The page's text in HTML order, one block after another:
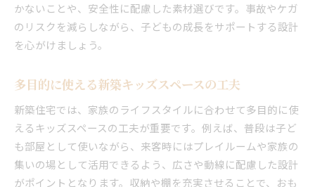
かないことや、安全性に配慮した素材選びです。事故やケガ
のリスクを減らしながら、子どもの成長をサポートする設計
を心がけましょう。
多目的に使える新築キッズスペースの工夫
新築住宅では、家族のライフスタイルに合わせて多目的に使
えるキッズスペースの工夫が重要です。例えば、普段は子ど
も部屋として使いながら、来客時にはプレイルームや家族の
集いの場として活用できるよう、広さや動線に配慮した設計
がポイントとなります。収納や棚を充実させることで、おも